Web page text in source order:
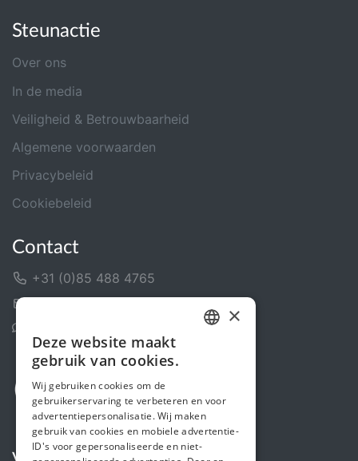
Steunactie
Over ons
In de media
Veiligheid & Betrouwbaarheid
Algemene voorwaarden
Privacybeleid
Cookiebeleid
Contact
+31 (0)85 488 4765
ENGLISH
×
Deze website maakt
gebruik van cookies.
Wij gebruiken cookies om de
gebruikerservaring te verbeteren en voor
advertentiepersonalisatie. Wij maken
gebruik van cookies en mobiele advertentie-
ID's voor gepersonaliseerde en niet-